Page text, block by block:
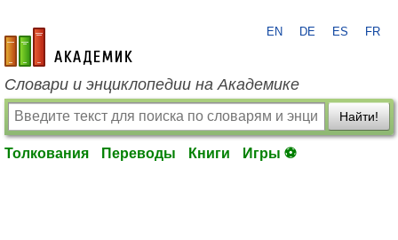
academic.ru
EN DE ES FR
Словари и энциклопедии на Академике
Найти!
Толкования Переводы Книги Игры ⚽